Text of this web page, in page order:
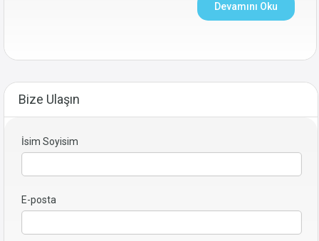
Devamını Oku
Bize Ulaşın
İsim Soyisim
E-posta